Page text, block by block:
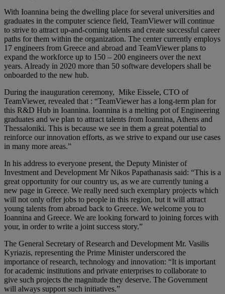
With Ioannina being the dwelling place for several universities and
graduates in the computer science field, TeamViewer will continue
to strive to attract up-and-coming talents and create successful career
paths for them within the organization. The center currently employs
17 engineers from Greece and abroad and TeamViewer plans to
expand the workforce up to 150 – 200 engineers over the next
years. Already in 2020 more than 50 software developers shall be
onboarded to the new hub.
During the inauguration ceremony, Mike Eissele, CTO of
TeamViewer, revealed that : “TeamViewer has a long-term plan for
this R&D Hub in Ioannina. Ioannina is a melting pot of Engineering
graduates and we plan to attract talents from Ioannina, Athens and
Thessaloniki. This is because we see in them a great potential to
reinforce our innovation efforts, as we strive to expand our use cases
in many more areas.”
In his address to everyone present, the Deputy Minister of
Investment and Development Mr Nikos Papathanasis said: “This is a
great opportunity for our country us, as we are currently tuning a
new page in Greece. We really need such exemplary projects which
will not only offer jobs to people in this region, but it will attract
young talents from abroad back to Greece. We welcome you to
Ioannina and Greece. We are looking forward to joining forces with
your, in order to write a joint success story.”
The General Secretary of Research and Development Mr. Vasilis
Kyriazis, representing the Prime Minister underscored the
importance of research, technology and innovation: “It is important
for academic institutions and private enterprises to collaborate to
give such projects the magnitude they deserve. The Government
will always support such initiatives.”